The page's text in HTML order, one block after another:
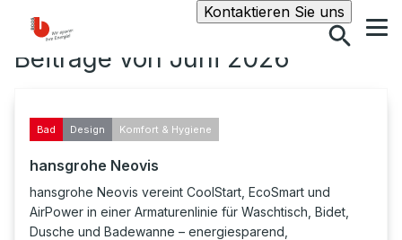
Kontaktieren Sie unsSuche
Beiträge von Juni 2026
Bad Design Komfort & Hygiene
hansgrohe Neovis
hansgrohe Neovis vereint CoolStart, EcoSmart und
AirPower in einer Armaturenlinie für Waschtisch, Bidet,
Dusche und Badewanne – energiesparend,